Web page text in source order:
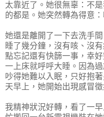
太靠近了。她很無辜：不
的都是。她突然轉為得意：
她還是離開了一下去洗手
睡了幾分鐘，沒有咳、沒
點忘記還有快篩一事，幸
一上床就呼呼大睡。因為
吵得她難以入眠，只好抱
天早上，她開始出現感冒
我精神狀況好轉，看了一